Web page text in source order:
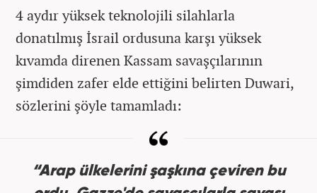
4 aydır yüksek teknolojili silahlarla
donatılmış İsrail ordusuna karşı yüksek
kıvamda direnen Kassam savaşçılarının
şimdiden zafer elde ettiğini belirten Duwari,
sözlerini şöyle tamamladı:
“Arap ülkelerini şaşkına çeviren bu